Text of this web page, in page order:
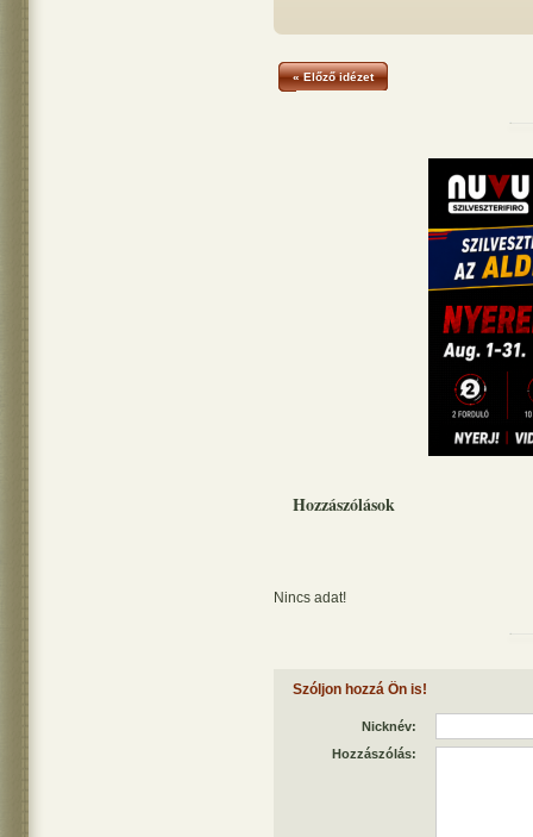
« Előző idézet
Hozzászólások
Nincs adat!
Szóljon hozzá Ön is!
Nicknév:
Hozzászólás: